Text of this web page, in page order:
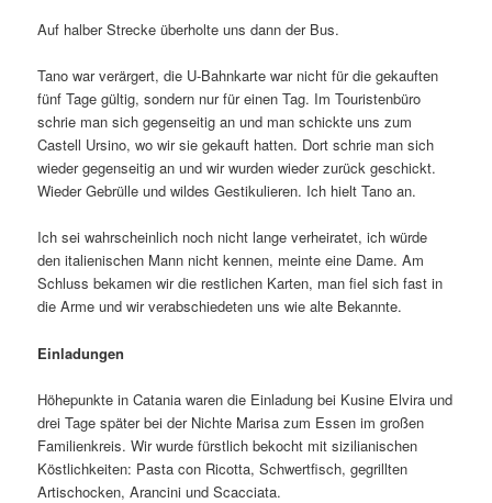
Auf halber Strecke überholte uns dann der Bus.
Tano war verärgert, die U-Bahnkarte war nicht für die gekauften
fünf Tage gültig, sondern nur für einen Tag. Im Touristenbüro
schrie man sich gegenseitig an und man schickte uns zum
Castell Ursino, wo wir sie gekauft hatten. Dort schrie man sich
wieder gegenseitig an und wir wurden wieder zurück geschickt.
Wieder Gebrülle und wildes Gestikulieren. Ich hielt Tano an.
Ich sei wahrscheinlich noch nicht lange verheiratet, ich würde
den italienischen Mann nicht kennen, meinte eine Dame. Am
Schluss bekamen wir die restlichen Karten, man fiel sich fast in
die Arme und wir verabschiedeten uns wie alte Bekannte.
Einladungen
Höhepunkte in Catania waren die Einladung bei Kusine Elvira und
drei Tage später bei der Nichte Marisa zum Essen im großen
Familienkreis. Wir wurde fürstlich bekocht mit sizilianischen
Köstlichkeiten: Pasta con Ricotta, Schwertfisch, gegrillten
Artischocken, Arancini und Scacciata.